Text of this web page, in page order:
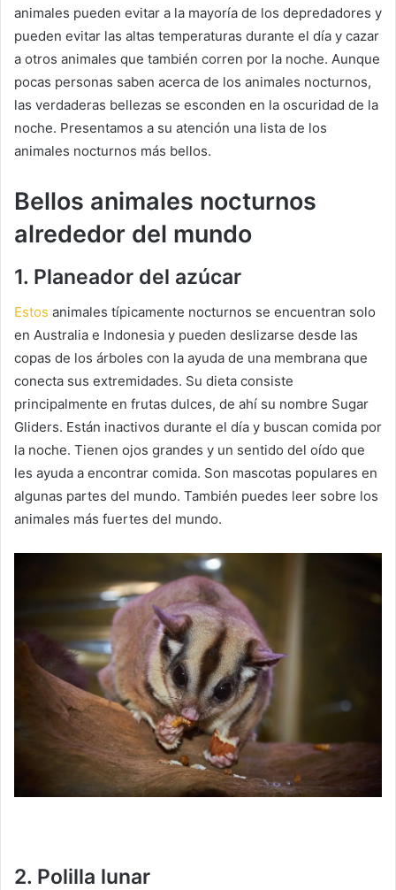
animales pueden evitar a la mayoría de los depredadores y
pueden evitar las altas temperaturas durante el día y cazar
a otros animales que también corren por la noche. Aunque
pocas personas saben acerca de los animales nocturnos,
las verdaderas bellezas se esconden en la oscuridad de la
noche. Presentamos a su atención una lista de los
animales nocturnos más bellos.
Bellos animales nocturnos
alrededor del mundo
1. Planeador del azúcar
Estos animales típicamente nocturnos se encuentran solo
en Australia e Indonesia y pueden deslizarse desde las
copas de los árboles con la ayuda de una membrana que
conecta sus extremidades. Su dieta consiste
principalmente en frutas dulces, de ahí su nombre Sugar
Gliders. Están inactivos durante el día y buscan comida por
la noche. Tienen ojos grandes y un sentido del oído que
les ayuda a encontrar comida. Son mascotas populares en
algunas partes del mundo. También puedes leer sobre los
animales más fuertes del mundo.
2. Polilla lunar